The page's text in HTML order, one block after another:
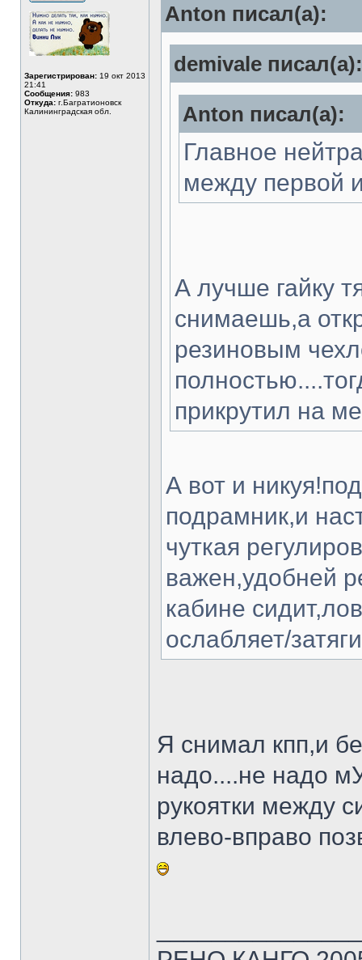
Зарегистрирован: 19 окт 2013
21:41
Сообщения: 983
Откуда: г.Багратионовск
Калининградская обл.
Anton писал(а):
demivale писал(а):
Anton писал(а):
Главное
между первой
А лучше гайку
снимаешь,а
резиновым
прикрутил на
А вот и
подрамник,и
чуткая
важен,удобней
кабине
ослабляет/
Я снимал кпп,и
надо....не надо
рукоятки между
влево-вправо